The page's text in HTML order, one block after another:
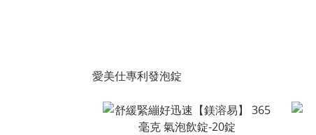
愛美仕專利發泡錠